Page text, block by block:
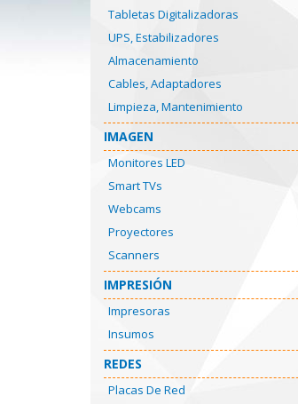
Tabletas Digitalizadoras
UPS, Estabilizadores
Almacenamiento
Cables, Adaptadores
Limpieza, Mantenimiento
IMAGEN
Monitores LED
Smart TVs
Webcams
Proyectores
Scanners
IMPRESIÓN
Impresoras
Insumos
REDES
Placas De Red